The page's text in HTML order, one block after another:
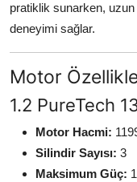
pratiklik sunarken,
deneyimi sağlar.
Motor
1.2 PureTech
Motor Hacmi:
Silindir Sayısı: 3
Maksimum Güç: